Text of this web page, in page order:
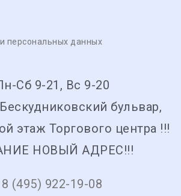
персональных данных
Сб 9-21, Вс 9-20
бульвар,
этаж Торгового центра !!!
НОВЫЙ АДРЕС!!!
8 (495) 922-19-08